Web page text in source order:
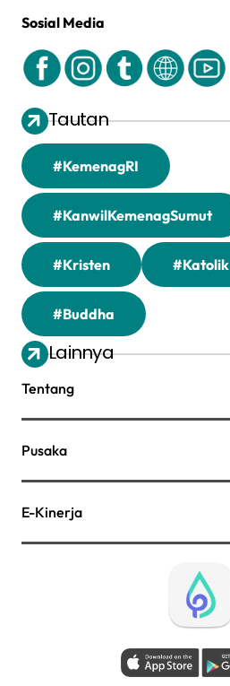
Sosial Media
Tautan
#KemenagRI
#KanwilKemenagSumut
#Kristen #Katolik
#Buddha
Lainnya
Tentang
Pusaka
E-Kinerja